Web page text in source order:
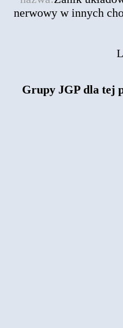
nerwowy w innych
Grupy JGP dla tej